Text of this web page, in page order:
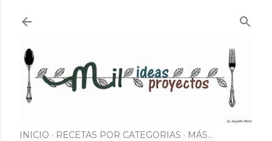
INICIO RECETAS POR CATEGORIAS MÁS…